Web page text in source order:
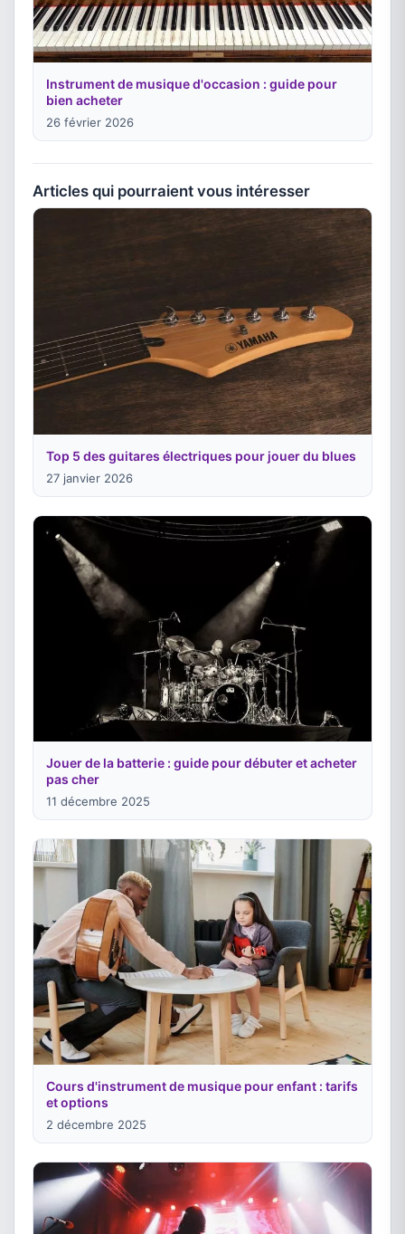
Instrument de musique d'occasion : guide pour
bien acheter
26 février 2026
Articles qui pourraient vous intéresser
Top 5 des guitares électriques pour jouer du blues
27 janvier 2026
Jouer de la batterie : guide pour débuter et acheter
pas cher
11 décembre 2025
Cours d'instrument de musique pour enfant : tarifs
et options
2 décembre 2025